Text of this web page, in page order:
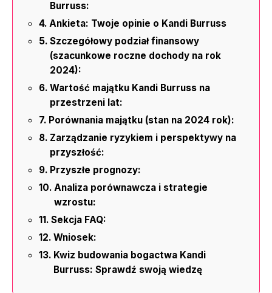
Burruss:
Ankieta: Twoje opinie o Kandi Burruss
Szczegółowy podział finansowy
(szacunkowe roczne dochody na rok
2024):
Wartość majątku Kandi Burruss na
przestrzeni lat:
Porównania majątku (stan na 2024 rok):
Zarządzanie ryzykiem i perspektywy na
przyszłość:
Przyszłe prognozy:
Analiza porównawcza i strategie
wzrostu:
Sekcja FAQ:
Wniosek:
Kwiz budowania bogactwa Kandi
Burruss: Sprawdź swoją wiedzę